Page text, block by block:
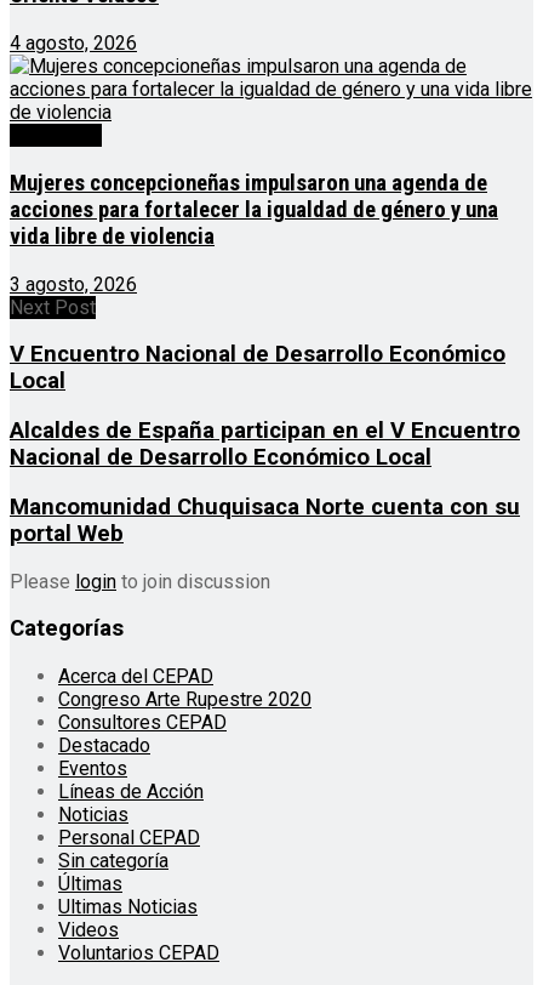
4 agosto, 2026
Mujeres concepcioneñas impulsaron una agenda de
acciones para fortalecer la igualdad de género y una
vida libre de violencia
3 agosto, 2026
Next Post
V Encuentro Nacional de Desarrollo Económico
Local
Alcaldes de España participan en el V Encuentro
Nacional de Desarrollo Económico Local
Mancomunidad Chuquisaca Norte cuenta con su
portal Web
Please login to join discussion
Categorías
Acerca del CEPAD
Congreso Arte Rupestre 2020
Consultores CEPAD
Destacado
Eventos
Líneas de Acción
Noticias
Personal CEPAD
Sin categoría
Últimas
Ultimas Noticias
Videos
Voluntarios CEPAD